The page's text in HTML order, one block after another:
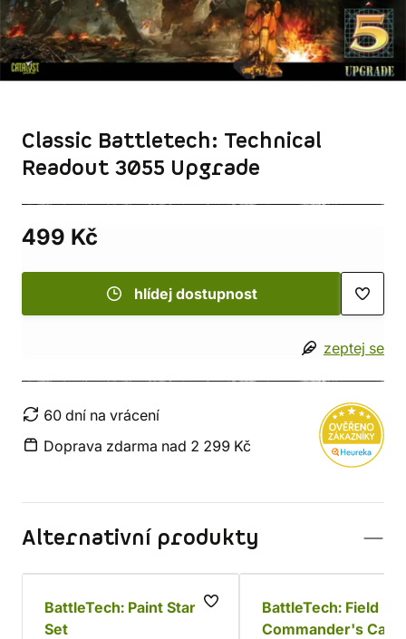
Classic Battletech: Technical
Readout 3055 Upgrade
499 Kč
hlídej dostupnost
zeptej se
60 dní na vrácení
Doprava zdarma nad 2 299 Kč
Alternativní produkty
BattleTech: Paint Starter
Set
BattleTech: Field
Commander's Case